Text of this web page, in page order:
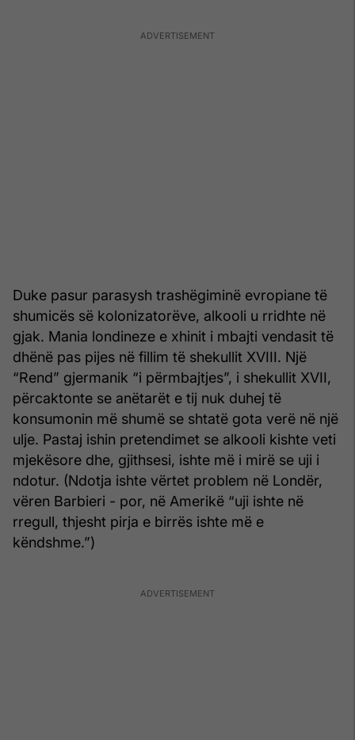
Duke pasur parasysh trashëgiminë evropiane të
shumicës së kolonizatorëve, alkooli u rridhte në
gjak. Mania londineze e xhinit i mbajti vendasit të
dhënë pas pijes në fillim të shekullit XVIII. Një
“Rend” gjermanik “i përmbajtjes”, i shekullit XVII,
përcaktonte se anëtarët e tij nuk duhej të
konsumonin më shumë se shtatë gota verë në një
ulje. Pastaj ishin pretendimet se alkooli kishte veti
mjekësore dhe, gjithsesi, ishte më i mirë se uji i
ndotur. (Ndotja ishte vërtet problem në Londër,
vëren Barbieri - por, në Amerikë “uji ishte në
rregull, thjesht pirja e birrës ishte më e
këndshme.”)